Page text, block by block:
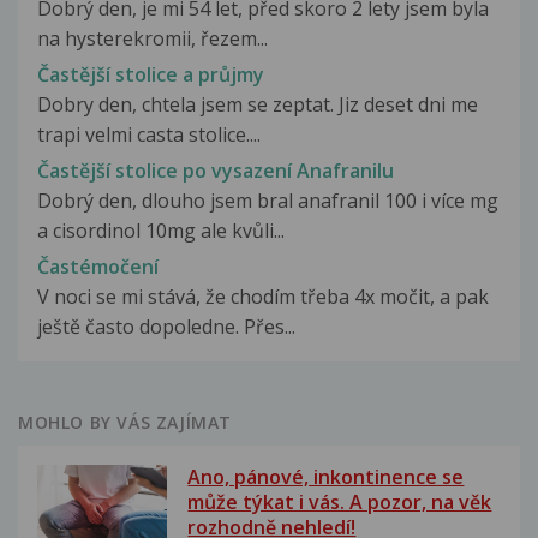
Dobrý den, je mi 54 let, před skoro 2 lety jsem byla
na hysterekromii, řezem...
Častější stolice a průjmy
Dobry den, chtela jsem se zeptat. Jiz deset dni me
trapi velmi casta stolice....
Častější stolice po vysazení Anafranilu
Dobrý den, dlouho jsem bral anafranil 100 i více mg
a cisordinol 10mg ale kvůli...
Častémočení
V noci se mi stává, že chodím třeba 4x močit, a pak
ještě často dopoledne. Přes...
MOHLO BY VÁS ZAJÍMAT
Ano, pánové, inkontinence se
může týkat i vás. A pozor, na věk
rozhodně nehledí!